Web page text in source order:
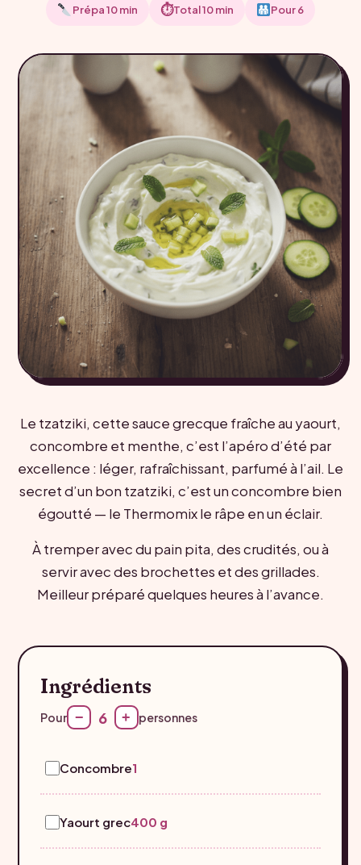
Prépa 10 min ⏱Total 10 min Pour 6
Le tzatziki, cette sauce grecque fraîche au yaourt,
concombre et menthe, c’est l’apéro d’été par
excellence : léger, rafraîchissant, parfumé à l’ail. Le
secret d’un bon tzatziki, c’est un concombre bien
égoutté — le Thermomix le râpe en un éclair.
À tremper avec du pain pita, des crudités, ou à
servir avec des brochettes et des grillades.
Meilleur préparé quelques heures à l’avance.
Ingrédients
Pour − 6 + personnes
Concombre1
Yaourt grec400 g